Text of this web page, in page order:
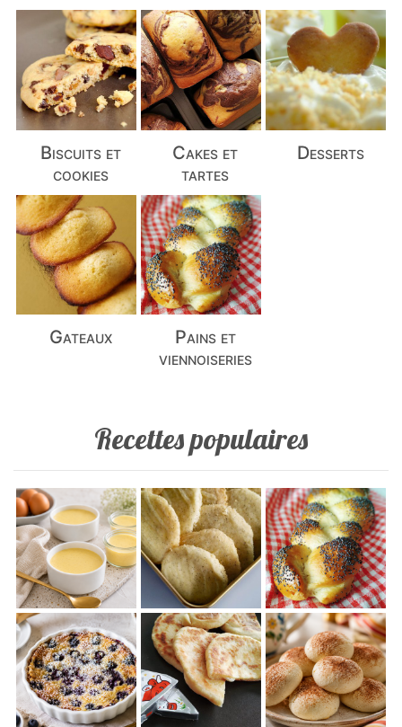
Biscuits et
cookies
Cakes et
tartes
Desserts
Gateaux
Pains et
viennoiseries
Recettes populaires